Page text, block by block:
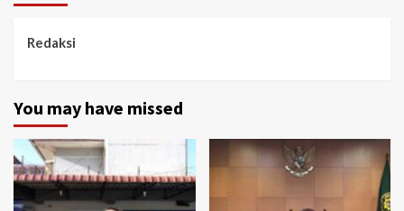
Redaksi
You may have missed